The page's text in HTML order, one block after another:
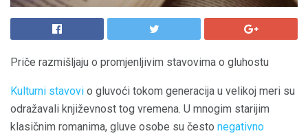
Priče razmišljaju o promjenljivim stavovima o gluhostu
Kulturni stavovi o gluvoći tokom generacija u velikoj meri su
odražavali književnost tog vremena. U mnogim starijim
klasičnim romanima, gluve osobe su često negativno